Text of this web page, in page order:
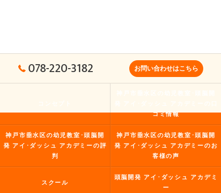
078-220-3182 お問い合わせはこちら
コミ情報
神戸市垂水区の幼児教室･頭脳開
発 アイ･ダッシュ アカデミーの評
判
神戸市垂水区の幼児教室･頭脳開
発 アイ･ダッシュ アカデミーのお
客様の声
スクール
頭脳開発 アイ･ダッシュ アカデミ
ー